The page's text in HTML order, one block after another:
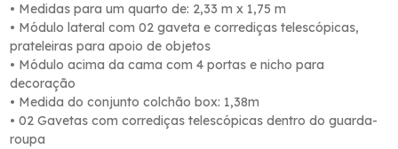
• Medidas para um quarto de: 2,33 m x 1,75 m
• Módulo lateral com 02 gaveta e corrediças telescópicas,
prateleiras para apoio de objetos
• Módulo acima da cama com 4 portas e nicho para
decoração
• Medida do conjunto colchão box: 1,38m
• 02 Gavetas com corrediças telescópicas dentro do guarda-
roupa